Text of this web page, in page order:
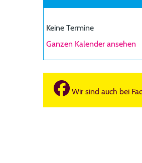
Keine Termine
Ganzen Kalender ansehen
Wir sind auch bei